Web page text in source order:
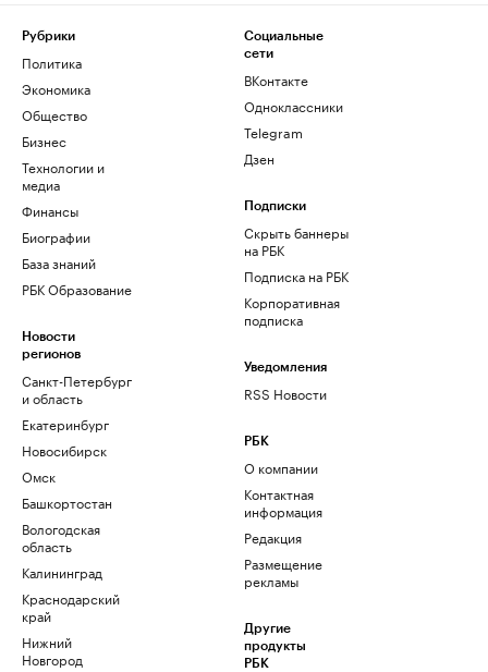
Рубрики
Политика
Экономика
Общество
Бизнес
Технологии и
медиа
Финансы
Биографии
База знаний
РБК Образование
Новости
регионов
Санкт-Петербург
и область
Екатеринбург
Новосибирск
Омск
Башкортостан
Вологодская
область
Калининград
Краснодарский
край
Нижний
Новгород
Социальные
сети
ВКонтакте
Одноклассники
Telegram
Дзен
Подписки
Скрыть баннеры
на РБК
Подписка на РБК
Корпоративная
подписка
Уведомления
RSS Новости
РБК
О компании
Контактная
информация
Редакция
Размещение
рекламы
Другие
продукты
РБК